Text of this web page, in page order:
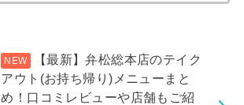
【最新】弁松総本店のテイク
アウト(お持ち帰り)メニューまと
め！口コミレビューや店舗もご紹